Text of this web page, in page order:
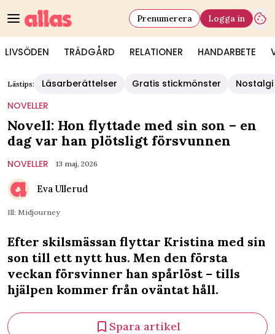
LIVSÖDEN TRÄDGÅRD RELATIONER HANDARBETE
Prenumerera Logga in
Lästips: Läsarberättelser Gratis stickmönster
Nostalgi
NOVELLER
Novell: Hon flyttade med sin son – en
dag var han plötsligt försvunnen
NOVELLER 13 maj, 2026
Eva Ullerud
Ill: Midjourney
Efter skilsmässan flyttar Kristina med sin
son till ett nytt hus. Men den första
veckan försvinner han spårlöst – tills
hjälpen kommer från oväntat håll.
Spara artikel